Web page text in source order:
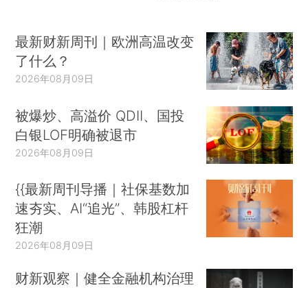
最新财新周刊｜欧洲高温改变
了什么？
2026年08月09日
被爆炒、高溢价 QDII、国投
白银LOF明确被退市
2026年08月09日
{{最新周刊导播｜社保基数加
速夯实、AI“追光”、韩股杠杆
狂潮
2026年08月09日
财新观察｜健全金融机构治理